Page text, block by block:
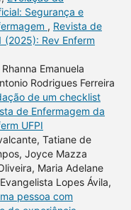
Segurança e
, Revista de
(2025): Rev Enferm
Emanuela
Rodrigues Ferreira
de um checklist
de Enfermagem da
UFPI
Tatiane de
Joyce Mazza
Maria Adelane
Lopes Ávila,
pessoa com